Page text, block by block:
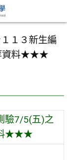
３新生編
資料★★★
7/5(五)之
料★★★